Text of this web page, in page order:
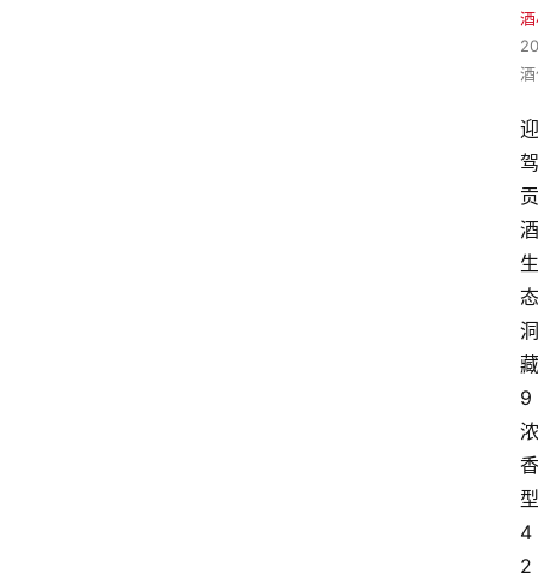
迎
驾
贡
酒
生
态
洞
藏
9
浓
香
型
4
2